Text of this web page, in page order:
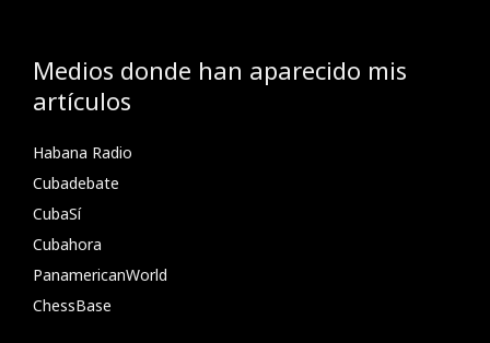
Medios donde han aparecido mis
artículos
Habana Radio
Cubadebate
CubaSí
Cubahora
PanamericanWorld
ChessBase